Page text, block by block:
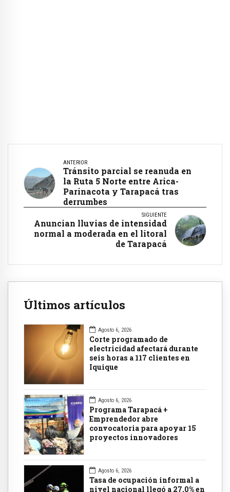
ANTERIOR
Tránsito parcial se reanuda en
la Ruta 5 Norte entre Arica-
Parinacota y Tarapacá tras
derrumbes
SIGUIENTE
Anuncian lluvias de intensidad
normal a moderada en el litoral
de Tarapacá
Últimos artículos
Agosto 6, 2026
Corte programado de
electricidad afectará durante
seis horas a 117 clientes en
Iquique
Agosto 6, 2026
Programa Tarapacá +
Emprendedor abre
convocatoria para apoyar 15
proyectos innovadores
Agosto 6, 2026
Tasa de ocupación informal a
nivel nacional llegó a 27,0% en